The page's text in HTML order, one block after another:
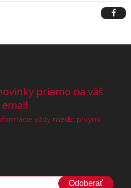
priamo na váš
email
vždy medzi prvými
Odoberať